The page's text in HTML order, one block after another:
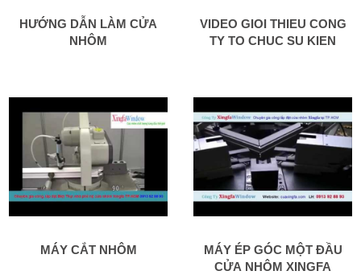
HƯỚNG DẪN LÀM CỬA
NHÔM
VIDEO GIOI THIEU CONG
TY TO CHUC SU KIEN
MÁY CẮT NHÔM
MÁY ÉP GÓC MỘT ĐẦU
CỬA NHÔM XINGFA